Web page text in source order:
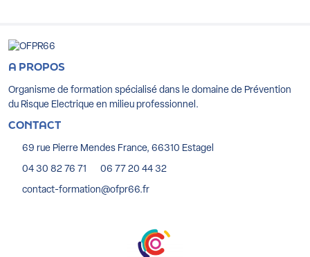
A PROPOS
Organisme de formation spécialisé dans le domaine de Prévention
du Risque Electrique en milieu professionnel.
CONTACT
69 rue Pierre Mendes France, 66310 Estagel
04 30 82 76 71
06 77 20 44 32
contact-formation@ofpr66.fr